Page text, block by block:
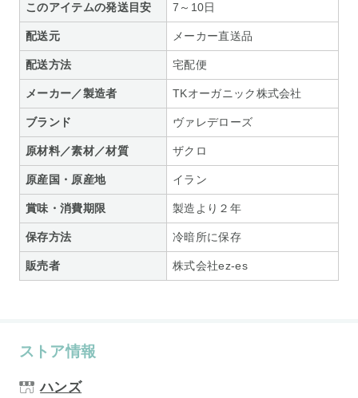
このアイテムの発送目安 7～10日
配送元 メーカー直送品
配送方法 宅配便
メーカー／製造者 TKオーガニック株式会社
ブランド ヴァレデローズ
原材料／素材／材質 ザクロ
原産国・原産地 イラン
賞味・消費期限 製造より２年
保存方法 冷暗所に保存
販売者 株式会社ez-es
ストア情報
ハンズ